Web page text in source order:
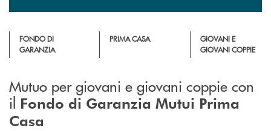
FONDO DI
GARANZIA
PRIMA CASA
GIOVANI E
GIOVANI COPPIE
Mutuo per giovani e giovani coppie con
il Fondo di Garanzia Mutui Prima
Casa